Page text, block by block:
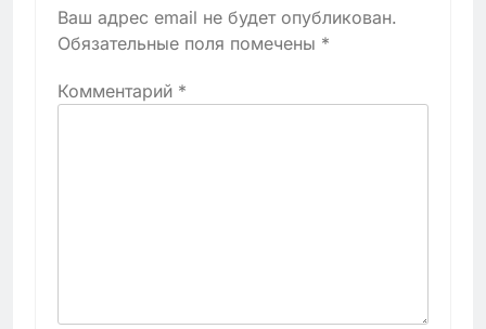
Ваш адрес email не будет опубликован.
Обязательные поля помечены *
Комментарий *